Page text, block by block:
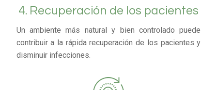
4. Recuperación de los pacientes
Un ambiente más natural y bien controlado puede
contribuir a la rápida recuperación de los pacientes y
disminuir infecciones.